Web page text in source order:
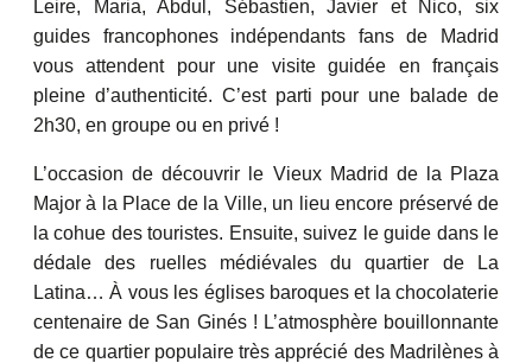
Leire, Maria, Abdul, Sébastien, Javier et Nico, six
guides francophones indépendants fans de Madrid
vous attendent pour une visite guidée en français
pleine d’authenticité. C’est parti pour une balade de
2h30, en groupe ou en privé !
L’occasion de découvrir le Vieux Madrid de la Plaza
Major à la Place de la Ville, un lieu encore préservé de
la cohue des touristes. Ensuite, suivez le guide dans le
dédale des ruelles médiévales du quartier de La
Latina… À vous les églises baroques et la chocolaterie
centenaire de San Ginés ! L’atmosphère bouillonnante
de ce quartier populaire très apprécié des Madrilènes à